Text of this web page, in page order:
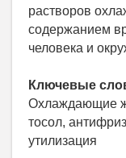
растворов
содержанием
человека и
Ключевые
Охлаждающие
тосол,
утилизация